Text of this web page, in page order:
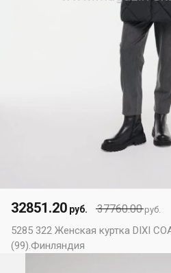
37760.00руб.
32851.20 руб.
5285 322 Женская куртка DIXI
(99).Финляндия